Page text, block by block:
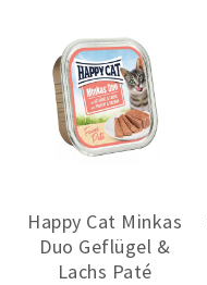
Happy Cat Minkas
Duo Geflügel &
Lachs Paté